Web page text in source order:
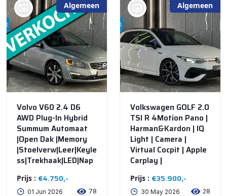
Algemeen
bij @De Waai Auto's
Volvo V60 2.4 D6
AWD Plug-In Hybrid
Summum Automaat
|Open Dak |Memory
|Stoelverw|Leer|Keyle
ss|Trekhaak|LED|Nap
Prijs : €4.750,-
01 Jun 2026 78
Algemeen
bij @De Waai Auto's
Volkswagen GOLF 2.0
TSI R 4Motion Pano |
Harman&Kardon | IQ
Light | Camera |
Virtual Cocpit | Apple
Carplay |
Prijs : €35.900,-
30 May 2026 28